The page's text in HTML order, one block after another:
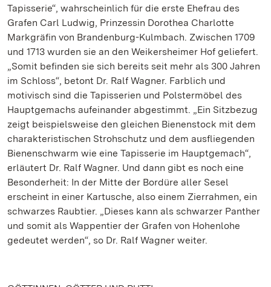
Tapisserie“, wahrscheinlich für die erste Ehefrau des
Grafen Carl Ludwig, Prinzessin Dorothea Charlotte
Markgräfin von Brandenburg-Kulmbach. Zwischen 1709
und 1713 wurden sie an den Weikersheimer Hof geliefert.
„Somit befinden sie sich bereits seit mehr als 300 Jahren
im Schloss“, betont Dr. Ralf Wagner. Farblich und
motivisch sind die Tapisserien und Polstermöbel des
Hauptgemachs aufeinander abgestimmt. „Ein Sitzbezug
zeigt beispielsweise den gleichen Bienenstock mit dem
charakteristischen Strohschutz und dem ausfliegenden
Bienenschwarm wie eine Tapisserie im Hauptgemach“,
erläutert Dr. Ralf Wagner. Und dann gibt es noch eine
Besonderheit: In der Mitte der Bordüre aller Sesel
erscheint in einer Kartusche, also einem Zierrahmen, ein
schwarzes Raubtier. „Dieses kann als schwarzer Panther
und somit als Wappentier der Grafen von Hohenlohe
gedeutet werden“, so Dr. Ralf Wagner weiter.